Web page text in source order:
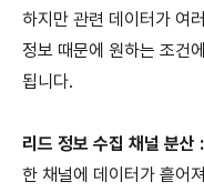
하지만 관련 데이터가 여
정보 때문에 원하는 조건
됩니다.
리드 정보 수집 채널 분산 :
한 채널에 데이터가 흩어